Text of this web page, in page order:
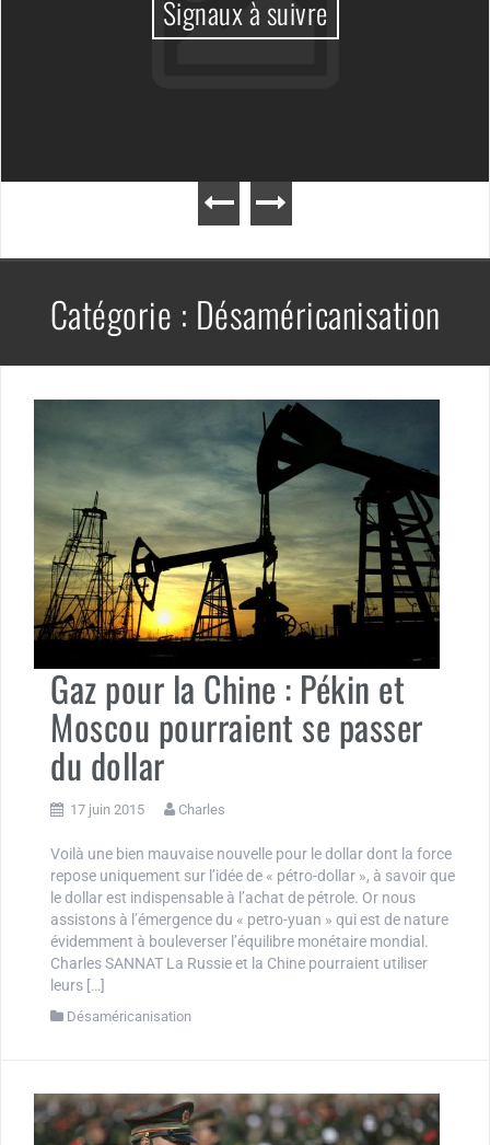
Signaux à suivre
Catégorie : Désaméricanisation
Gaz pour la Chine : Pékin et
Moscou pourraient se passer
du dollar
17 juin 2015 Charles
Voilà une bien mauvaise nouvelle pour le dollar dont la force
repose uniquement sur l’idée de « pétro-dollar », à savoir que
le dollar est indispensable à l’achat de pétrole. Or nous
assistons à l’émergence du « petro-yuan » qui est de nature
évidemment à bouleverser l’équilibre monétaire mondial.
Charles SANNAT La Russie et la Chine pourraient utiliser
leurs […]
Désaméricanisation